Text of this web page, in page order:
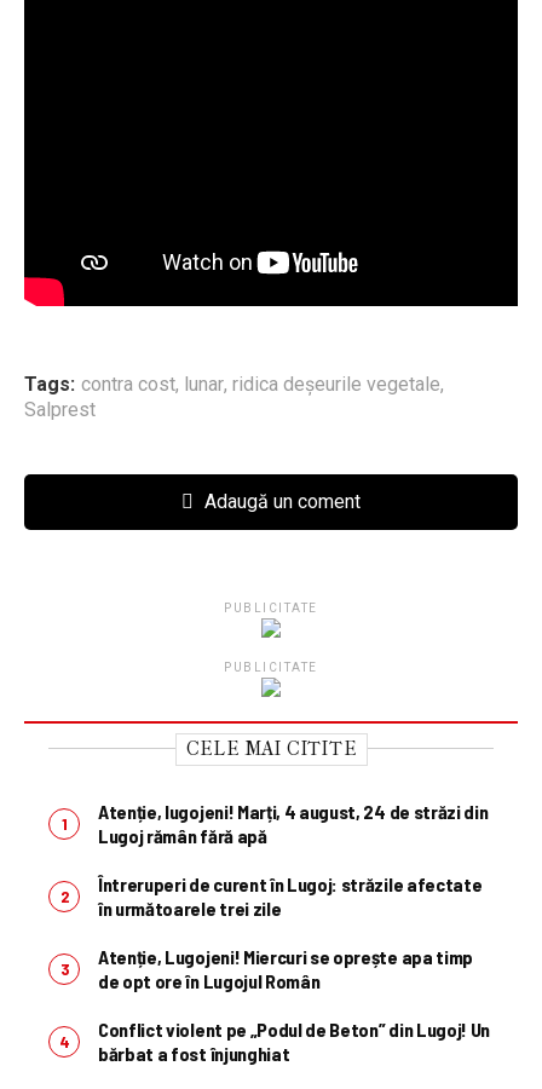
Tags: contra cost, lunar, ridica deșeurile vegetale,
Salprest
Adaugă un coment
PUBLICITATE
PUBLICITATE
CELE MAI CITITE
Atenție, lugojeni! Marți, 4 august, 24 de străzi din
Lugoj rămân fără apă
Întreruperi de curent în Lugoj: străzile afectate
în următoarele trei zile
Atenție, Lugojeni! Miercuri se oprește apa timp
de opt ore în Lugojul Român
Conflict violent pe „Podul de Beton” din Lugoj! Un
bărbat a fost înjunghiat